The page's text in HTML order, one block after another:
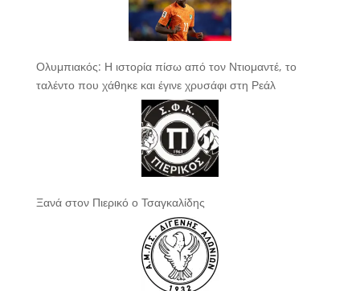
Ολυμπιακός: Η ιστορία πίσω από τον Ντιομαντέ, το
ταλέντο που χάθηκε και έγινε χρυσάφι στη Ρεάλ
Ξανά στον Πιερικό ο Τσαγκαλίδης